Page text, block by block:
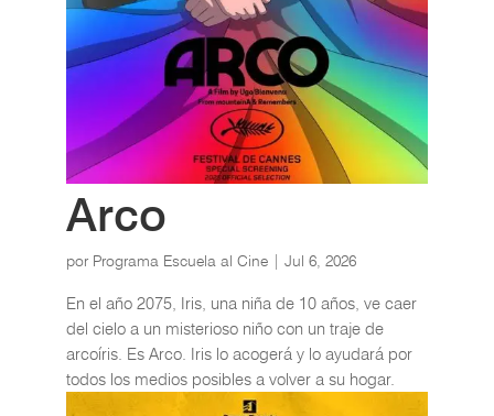
Arco
por Programa Escuela al Cine| Jul 6, 2026
En el año 2075, Iris, una niña de 10 años, ve caer
del cielo a un misterioso niño con un traje de
arcoíris. Es Arco. Iris lo acogerá y lo ayudará por
todos los medios posibles a volver a su hogar.